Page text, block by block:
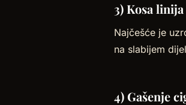
3) Kosa
Najčešće je
na slabijem
4) Gašenje